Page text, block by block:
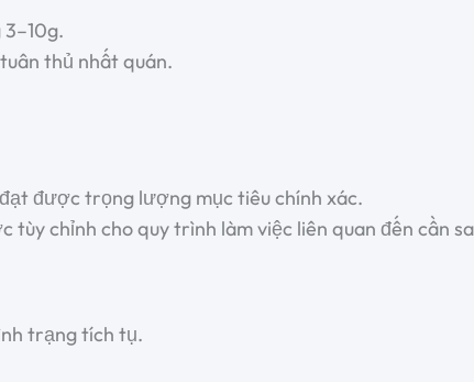
thủ nhất quán.
được trọng lượng mục tiêu chính xác.
tùy chỉnh cho quy trình làm việc liên quan đến cần
trạng tích tụ.